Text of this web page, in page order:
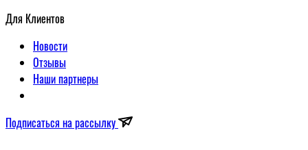
Для Клиентов
Новости
Отзывы
Наши партнеры
Подписаться на рассылку